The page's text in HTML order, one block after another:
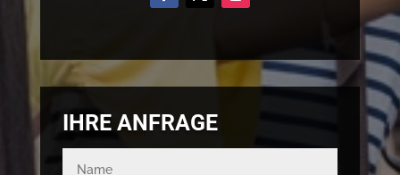
IHRE ANFRAGE